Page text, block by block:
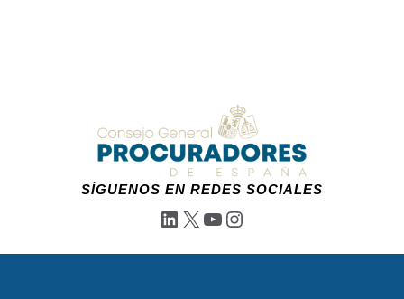
SÍGUENOS EN REDES SOCIALES
LinkedIn
X YouTube
Instagram